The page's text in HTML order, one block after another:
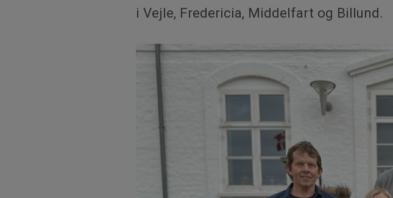
i Vejle, Fredericia, Middelfart og Billund.